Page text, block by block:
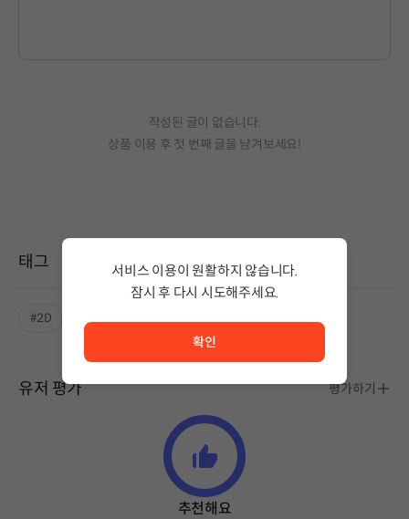
작성된 글이 없습니다.
상품 이용 후 첫 번째 글을 남겨보세요!
태그
#2D
유저 평가 평가하기
추천해요
서비스 이용이 원활하지 않습니다.
잠시 후 다시 시도해주세요.
확인